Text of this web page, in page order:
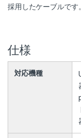
採用したケーブルです。
仕様
対応機種